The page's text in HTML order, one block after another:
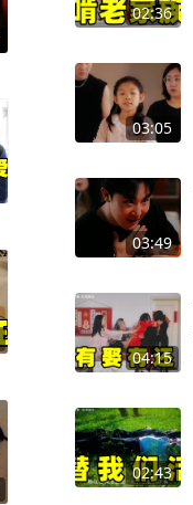
02:36
03:05
03:49
04:15
02:43